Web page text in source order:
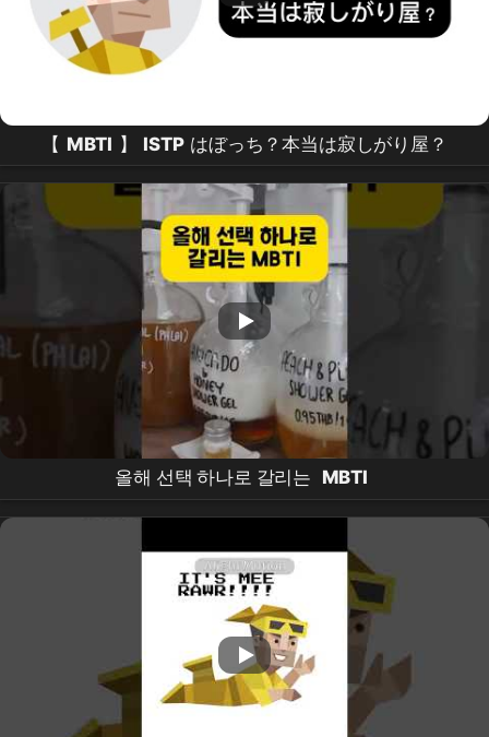
【 MBTI 】 ISTP はぼっち？本当は寂しがり屋？
올해 선택 하나로 갈리는 MBTI